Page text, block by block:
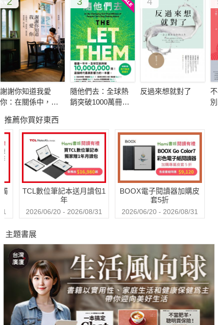
你經常自責，不輕易放過自己？
你經常焦躁不安卻又努力裝作沒事嗎？
你常抱怨周遭一切卻又無力改變嗎？
睡眠品質不好嗎？自律神經失調嗎？
如果以上有一個「是」，你的身與心可能已嚴重失聯，生活
可能也有點兒失序了。
本書的正念減壓訓練，正是一套教你練習「好好照顧自己」
心、靈。
▌自學全書宛如導師一對一教學，事半功倍 ▌
作者深知「八週正念減壓訓練」會遇到的各種問題：
大到「這真的有效嗎？」「我沒有時間練習怎麼辦？」，
小到「練習呼吸覺察卻好像變得不會呼吸了？！」「我感覺
身體掃描時，睡著了怎麼辦？」……
書裡無不一一解惑。跟著書慢慢前進，在自然而然中練習正
念、也在時時將正念融入日常生活中，不壓抑情緒、不閃躲壓
力，也不假裝沒事，在承接與轉化中，發現活著的從容與自在。
▌圖解 ● 音檔加強版，從概念到實作練習，一看就懂，邊聽
邊練習 ▌
◆９４個分解動作插圖，按步驟引導說明，輕鬆練習２２項
謝謝你知道我愛
你：在關係中，面
習愛，放下愛
隨他們去：全球熱
銷突破1000萬冊現
巧【附放下執念明
信片圖】
反過來想就對了
推薦你買好東西
TCL數位筆記本送月讀包1
年
2026/06/20 - 2026/08/31
BOOX電子閱讀器加購皮
套5折
2026/06/20 - 2026/08/31
主題書展